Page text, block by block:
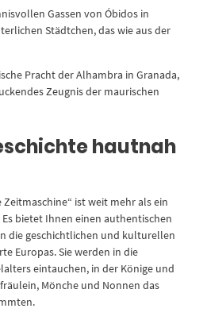
Gassen von Óbidos in
Städtchen, das wie aus der
Pracht der Alhambra in Granada,
Zeugnis der maurischen
hautnah
Zeitmaschine“ ist weit mehr als ein
bietet Ihnen einen authentischen
die geschichtlichen und kulturellen
Europas. Sie werden in die
eintauchen, in der Könige und
Mönche und Nonnen das